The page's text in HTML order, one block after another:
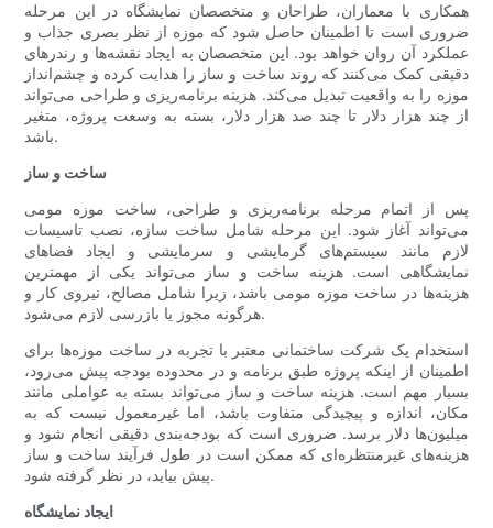
همکاری با معماران، طراحان و متخصصان نمایشگاه در این مرحله
ضروری است تا اطمینان حاصل شود که موزه از نظر بصری جذاب و
عملکرد آن روان خواهد بود. این متخصصان به ایجاد نقشه‌ها و رندرهای
دقیقی کمک می‌کنند که روند ساخت و ساز را هدایت کرده و چشم‌انداز
موزه را به واقعیت تبدیل می‌کند. هزینه برنامه‌ریزی و طراحی می‌تواند
از چند هزار دلار تا چند صد هزار دلار، بسته به وسعت پروژه، متغیر
باشد.
ساخت و ساز
پس از اتمام مرحله برنامه‌ریزی و طراحی، ساخت موزه مومی
می‌تواند آغاز شود. این مرحله شامل ساخت سازه، نصب تاسیسات
لازم مانند سیستم‌های گرمایشی و سرمایشی و ایجاد فضاهای
نمایشگاهی است. هزینه ساخت و ساز می‌تواند یکی از مهمترین
هزینه‌ها در ساخت موزه مومی باشد، زیرا شامل مصالح، نیروی کار و
هرگونه مجوز یا بازرسی لازم می‌شود.
استخدام یک شرکت ساختمانی معتبر با تجربه در ساخت موزه‌ها برای
اطمینان از اینکه پروژه طبق برنامه و در محدوده بودجه پیش می‌رود،
بسیار مهم است. هزینه ساخت و ساز می‌تواند بسته به عواملی مانند
مکان، اندازه و پیچیدگی متفاوت باشد، اما غیرمعمول نیست که به
میلیون‌ها دلار برسد. ضروری است که بودجه‌بندی دقیقی انجام شود و
هزینه‌های غیرمنتظره‌ای که ممکن است در طول فرآیند ساخت و ساز
پیش بیاید، در نظر گرفته شود.
ایجاد نمایشگاه